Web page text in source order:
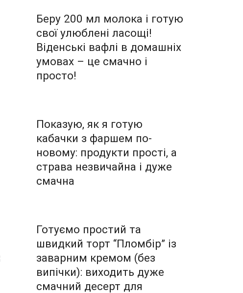
Беру 200 мл молока і готую
свої улюблені ласощі!
Віденські вафлі в домашніх
умовах – це смачно і
просто!
Показую, як я готую
кабачки з фаршем по-
новому: продукти прості, а
страва незвичайна і дуже
смачна
Готуємо простий та
швидкий торт “Пломбір” із
заварним кремом (без
випічки): виходить дуже
смачний десерт для